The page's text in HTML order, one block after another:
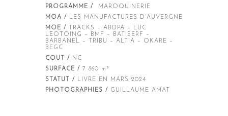
PROGRAMME / MAROQUINERIE
MOA / LES MANUFACTURES D’AUVERGNE
MOE / TRACKS – ABDPA – LUC
LEOTOING – BMF – BATISERF –
BARBANEL – TRIBU – ALTIA – OKARE –
BEGC
COUT / NC
SURFACE / 7 860 m²
STATUT / LIVRE EN MARS 2024
PHOTOGRAPHIES / GUILLAUME AMAT